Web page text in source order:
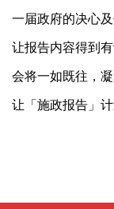
一届政府的决心
让报告内容得到
会将一如既往，
让「施政报告」